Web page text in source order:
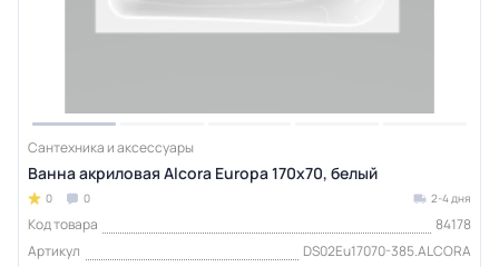
Сантехника и аксессуары
Ванна акриловая Alcora Europa 170х70, белый
0 0 2-4 дня
Код товара
84178
Артикул
DS02Eu17070-385.ALCORA